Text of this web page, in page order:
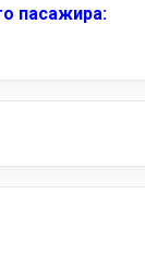
пасажира: